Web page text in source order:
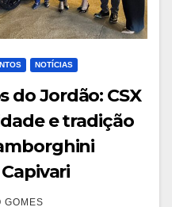
NOTÍCIAS
do Jordão: CSX
e tradição
GOMES